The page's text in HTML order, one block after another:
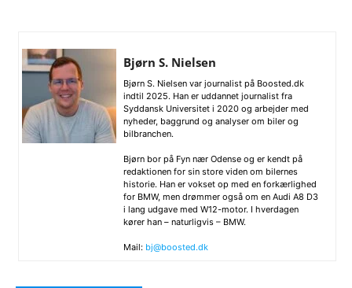
Bjørn S. Nielsen
Bjørn S. Nielsen var journalist på Boosted.dk
indtil 2025. Han er uddannet journalist fra
Syddansk Universitet i 2020 og arbejder med
nyheder, baggrund og analyser om biler og
bilbranchen.
Bjørn bor på Fyn nær Odense og er kendt på
redaktionen for sin store viden om bilernes
historie. Han er vokset op med en forkærlighed
for BMW, men drømmer også om en Audi A8 D3
i lang udgave med W12-motor. I hverdagen
kører han – naturligvis – BMW.
Mail: bj@boosted.dk